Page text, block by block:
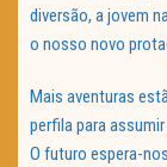
diversão, a jovem
o nosso novo
Mais aventuras
perfila para
O futuro espera-